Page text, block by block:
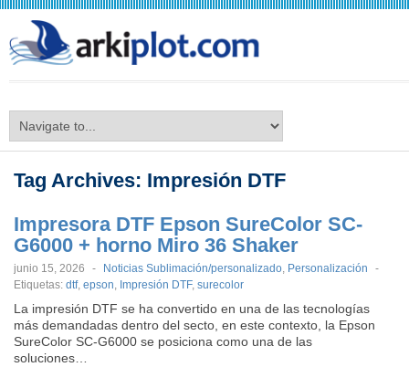
Tag Archives: Impresión DTF
Impresora DTF Epson SureColor SC-
G6000 + horno Miro 36 Shaker
junio 15, 2026 - Noticias Sublimación/personalizado, Personalización
-
Etiquetas: dtf, epson, Impresión DTF, surecolor
La impresión DTF se ha convertido en una de las tecnologías
más demandadas dentro del secto, en este contexto, la Epson
SureColor SC-G6000 se posiciona como una de las
soluciones…